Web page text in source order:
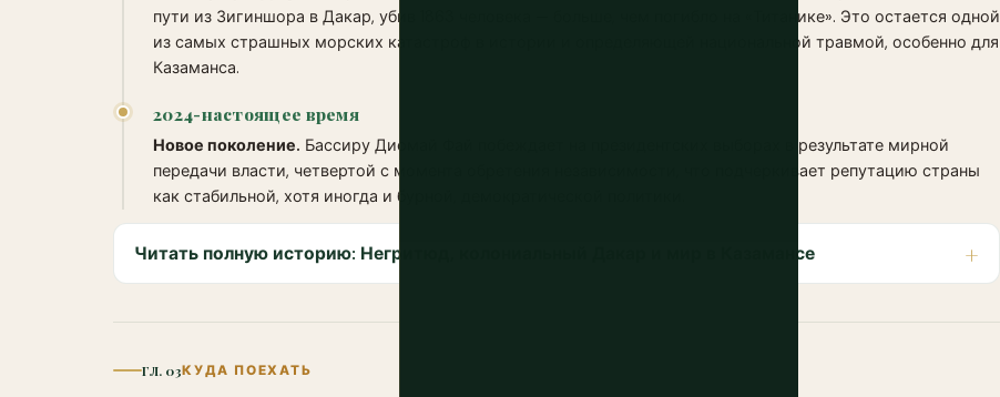
пути из Зигиншора в Дакар, убив 1863 человека — больше, чем погибло на «Титанике». Это остается одной
из самых страшных морских катастроф в истории и определяющей национальной травмой, особенно для
Казаманса.
2024-настоящее время
Новое поколение. Бассиру Диомай Фай побеждает на президентских выборах в результате мирной
передачи власти, четвертой с момента обретения независимости, что подчеркивает репутацию страны
как стабильной, хотя иногда и бурной, демократической политики.
Читать полную историю: Негритюд, колониальный Дакар и мир в Казамансе
ГЛ. 03КУДА ПОЕХАТЬ